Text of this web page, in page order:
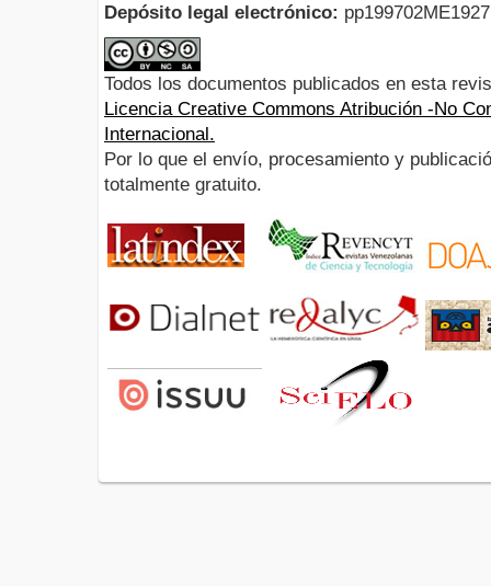
Depósito legal electrónico:
Todos los documentos publicados en esta
Licencia Creative Commons Atribución -No
Internacional.
Por lo que el envío, procesamiento y
totalmente gratuito.